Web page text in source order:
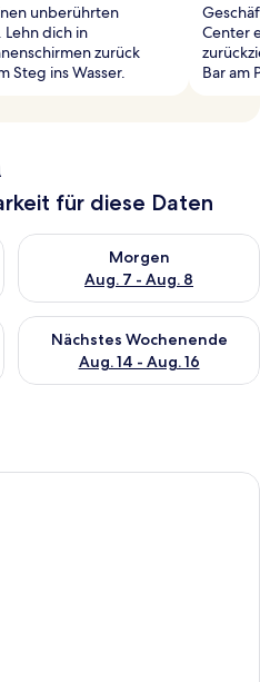
unberührten
dich in
zurück
Steg ins Wasser.
Center
Bar am
für diese Daten
heute Nacht, Aug. 6 - Aug. 7.
Morgen
Aug. 7 - Aug. 8
Überprüfe die Verfügbarkeit
dieses Wochenende, Aug. 7
Nächstes Wochenende
Aug. 14 - Aug. 16
Überprüfe die Verfügbarkeit
Deluxe-Zimmer, 1 King-Bett |